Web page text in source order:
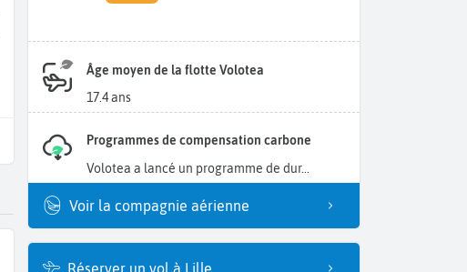
Âge moyen de la flotte Volotea
17.4 ans
Programmes de compensation carbone
Volotea a lancé un programme de dur...
Voir la compagnie aérienne
Réserver un vol à Lille